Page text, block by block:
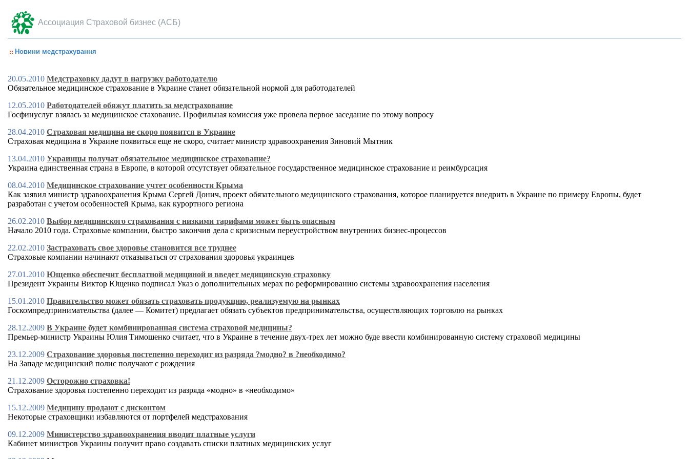
Ассоциация Страховой бизнес (АСБ)
Новини медстрахування
20.05.2010 Медстраховку дадут в нагрузку работодателю
Обязательное медицинское страхование в Украине станет обязательной нормой для работодателей
12.05.2010 Работодателей обяжут платить за медстрахование
Госфинуслуг взялась за медицинское стахование. Профильная комиссия уже провела первое заседание по этому вопросу
28.04.2010 Страховая медицина не скоро появится в Украине
Страховая медицина в Украине появиться еще не скоро, считает министр здравоохранения Зиновий Мытник
13.04.2010 Украинцы получат обязательное медицинское страхование?
Украина единственная страна в Европе, в которой отсутствует обязательное государственное медицинское страхование и реимбурсация
08.04.2010 Медицинское страхование учтет особенности Крыма
Как заявил министр здравоохранения Крыма Сергей Донич, проект обязательного медицинского страхования, которое планируется внедрить в Украине по примеру Европы, будет
разработан с учетом особенностей Крыма, как курортного региона
26.02.2010 Выбор медицинского страхования с низкими тарифами может быть опасным
Начало 2010 года. Страховые компании, быстро закончив дела с кризисным переустройством внутренних бизнес-процессов
22.02.2010 Застраховать свое здоровье становится все труднее
Страховые компании начинают отказываться от страхования здоровья украинцев
27.01.2010 Ющенко обеспечит бесплатной медициной и введет медицинскую страховку
Президент Украины Виктор Ющенко подписал Указ о дополнительных мерах по реформированию системы здравоохранения населения
15.01.2010 Правительство может обязать страховать продукцию, реализуемую на рынках
Госкомпредпринимательства (далее — Комитет) предлагает обязать субъектов предпринимательства, осуществляющих торговлю на рынках
28.12.2009 В Украине будет комбинированная система страховой медицины?
Премьер-министр Украины Юлия Тимошенко считает, что в Украине в течение двух-трех лет можно буде ввести комбинированную систему страховой медицины
23.12.2009 Страхование здоровья постепенно переходит из разряда ?модно? в ?необходимо?
На Западе медицинский полис получают с рождения
21.12.2009 Осторожно страховка!
Страхование здоровья постепенно переходит из разряда «модно» в «необходимо»
15.12.2009 Медицину продают с дисконтом
Некоторые страховщики избавляются от портфелей медстрахования
09.12.2009 Министерство здравоохранения вводит платные услуги
Кабинет министров Украины получит право создавать списки платных медицинских услуг